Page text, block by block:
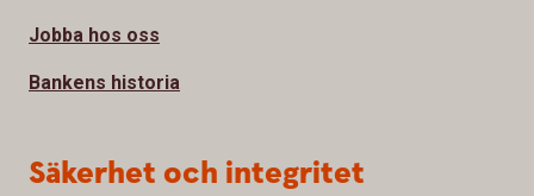
Jobba hos oss
Bankens historia
Säkerhet och integritet